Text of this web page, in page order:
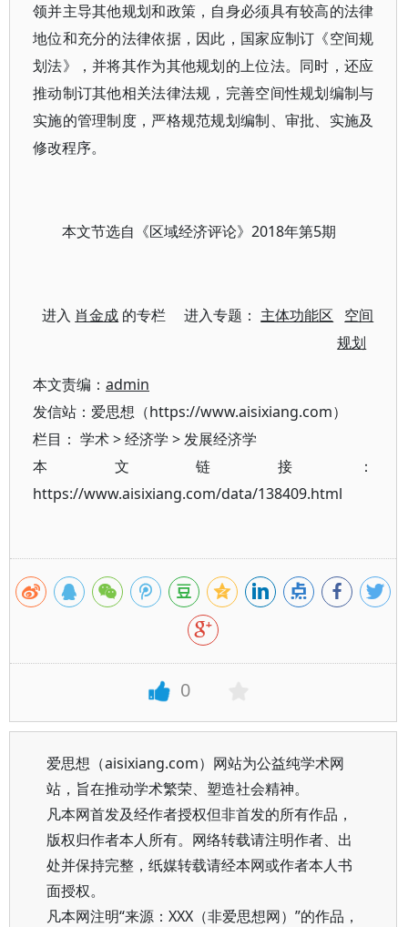
领并主导其他规划和政策，自身必须具有较高的法律
地位和充分的法律依据，因此，国家应制订《空间规
划法》，并将其作为其他规划的上位法。同时，还应
推动制订其他相关法律法规，完善空间性规划编制与
实施的管理制度，严格规范规划编制、审批、实施及
修改程序。
本文节选自《区域经济评论》2018年第5期
进入 肖金成 的专栏 进入专题： 主体功能区
空间
规划
本文责编： admin
发信站：爱思想（https://www.aisixiang.com）
栏目： 学术>经济学 >发展经济学
本文链接：
https://www.aisixiang.com/data/138409.html
0
爱思想（aisixiang.com）网站为公益纯学术网
站，旨在推动学术繁荣、塑造社会精神。
凡本网首发及经作者授权但非首发的所有作品，
版权归作者本人所有。网络转载请注明作者、出
处并保持完整，纸媒转载请经本网或作者本人书
面授权。
凡本网注明“来源：XXX（非爱思想网）”的作品，